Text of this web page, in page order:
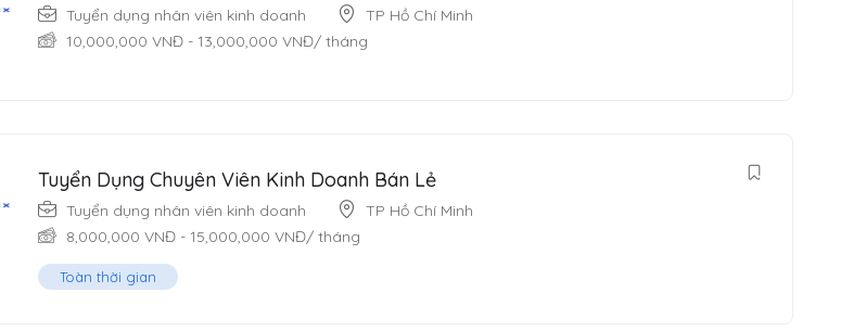
Tuyển dụng nhân viên kinh doanh
TP Hồ Chí Minh
10,000,000 VNĐ - 13,000,000 VNĐ/ tháng
Tuyển Dụng Chuyên Viên Kinh Doanh Bán Lẻ
Tuyển dụng nhân viên kinh doanh
TP Hồ Chí Minh
8,000,000 VNĐ - 15,000,000 VNĐ/ tháng
Toàn thời gian